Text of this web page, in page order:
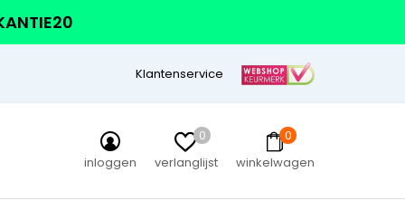
Klantenservice
inloggen
0
verlanglijst
0
winkelwagen